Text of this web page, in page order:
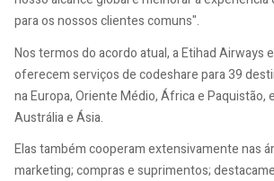
para os nossos clientes comuns".
Nos termos do acordo atual, a Etihad Airways
oferecem serviços de codeshare para 39
na Europa, Oriente Médio, África e Paquistão,
Austrália e Ásia.
Elas também cooperam extensivamente nas
marketing; compras e suprimentos;